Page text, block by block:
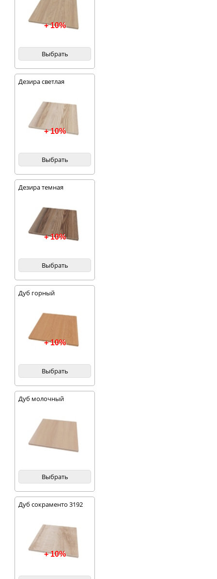
+ 10%
Выбрать
Дезира светлая
+ 10%
Выбрать
Дезира темная
+ 10%
Выбрать
Дуб горный
+ 10%
Выбрать
Дуб молочный
Выбрать
Дуб сокраменто 3192
+ 10%